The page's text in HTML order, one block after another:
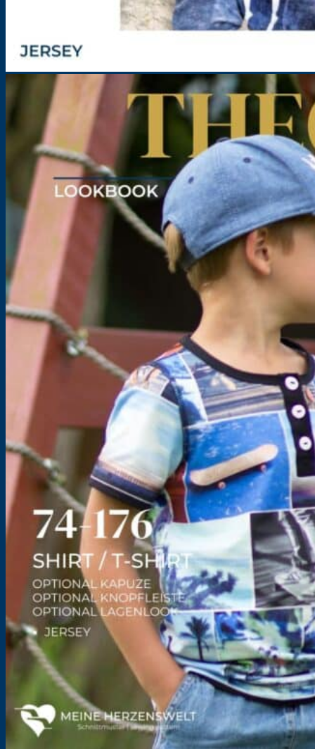
Shirt / Tshirt für Kinder – Schnittmuster – Theo
Größe: 74-176
inkl. MwSt.
Versandkosten
ebooks@meineherzenswelt.de
Social media